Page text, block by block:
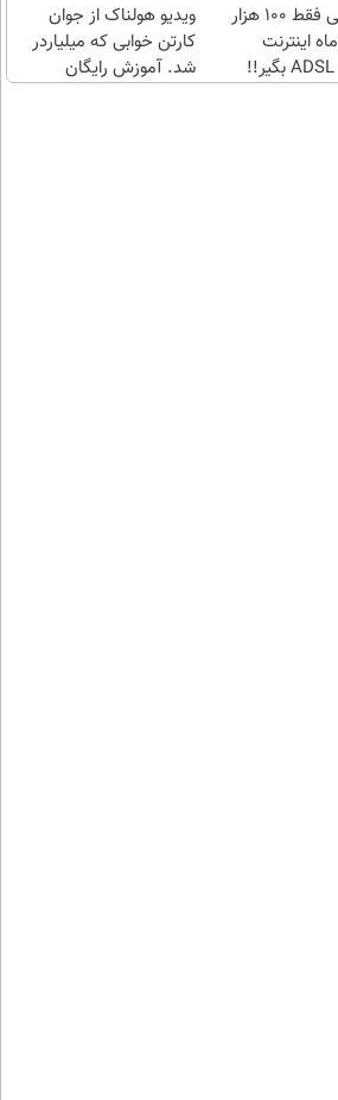
🎉با ماهی فقط 100 هزار
تومان 6 ماه اینترنت
ویدیو هولناک از جوان
کارتن خوابی که میلیاردر
شد. آموزش رایگان